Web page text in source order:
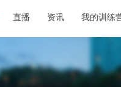
直播 资讯 我的训练